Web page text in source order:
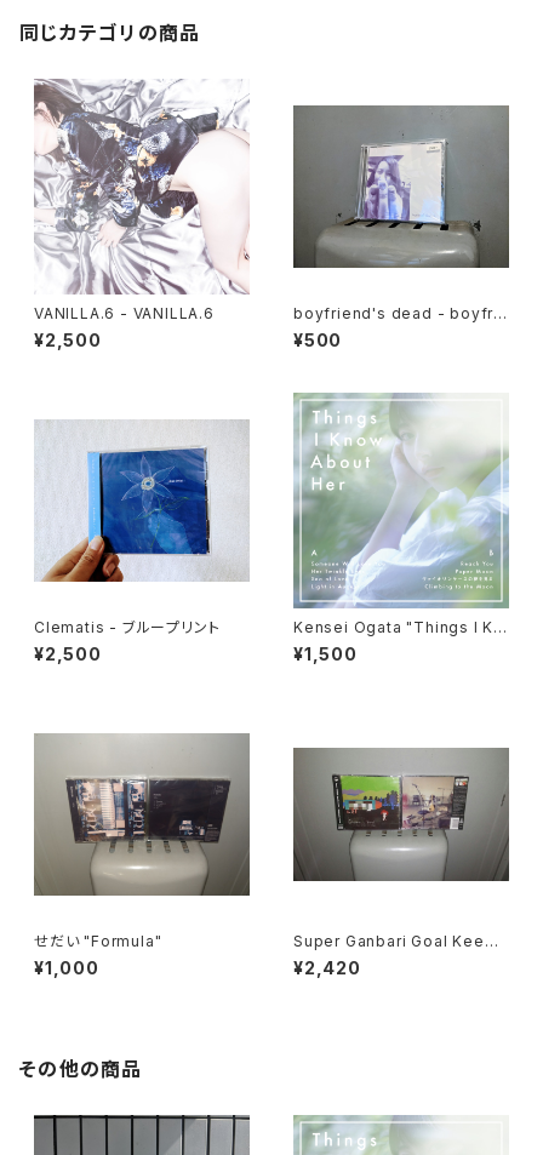
同じカテゴリの商品
VANILLA.6 - VANILLA.6
¥2,500
boyfriend's dead - boyfrie
nd's dead E.P.
¥500
Clematis - ブループリント
¥2,500
Kensei Ogata "Things I Kn
ow About Her" CD
¥1,500
せだい "Formula"
¥1,000
Super Ganbari Goal Keepe
rs "Dodometic Youth"
¥2,420
その他の商品